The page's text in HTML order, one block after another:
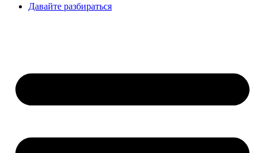
Давайте разбираться